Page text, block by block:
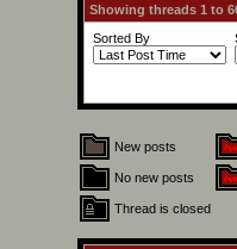
Showing threads 1 to
Sorted By
New posts
No new posts
Thread is closed